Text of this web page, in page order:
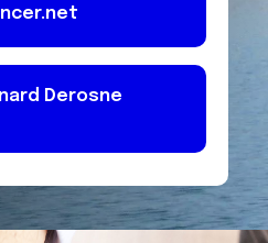
Derosne